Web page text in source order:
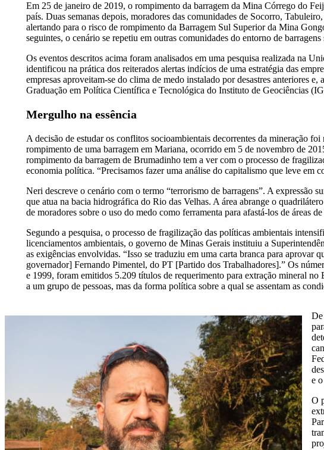
Em 25 de janeiro de 2019, o rompimento da barragem da Mina Córrego do
país. Duas semanas depois, moradores das comunidades de Socorro,
alertando para o risco de rompimento da Barragem Sul Superior da Mina
seguintes, o cenário se repetiu em outras comunidades do entorno de barragens
Os eventos descritos acima foram analisados em uma pesquisa realizada na
identificou na prática dos reiterados alertas indícios de uma estratégia das
empresas aproveitam-se do clima de medo instalado por desastres anteriores
Graduação em Política Científica e Tecnológica do Instituto de Geociências
Mergulho na essência
A decisão de estudar os conflitos socioambientais decorrentes da mineração
rompimento de uma barragem em Mariana, ocorrido em 5 de novembro de
rompimento da barragem de Brumadinho tem a ver com o processo de
economia política. “Precisamos fazer uma análise do capitalismo que leve em
Neri descreve o cenário com o termo “terrorismo de barragens”. A
que atua na bacia hidrográfica do Rio das Velhas. A área abrange o
de moradores sobre o uso do medo como ferramenta para afastá-los de áreas
Segundo a pesquisa, o processo de fragilização das políticas ambientais
licenciamentos ambientais, o governo de Minas Gerais instituiu a
as exigências envolvidas. “Isso se traduziu em uma carta branca para
governador] Fernando Pimentel, do PT [Partido dos Trabalhadores].” Os
e 1999, foram emitidos 5.209 títulos de requerimento para extração mineral
a um grupo de pessoas, mas da forma política sobre a qual se assentam as
e
O